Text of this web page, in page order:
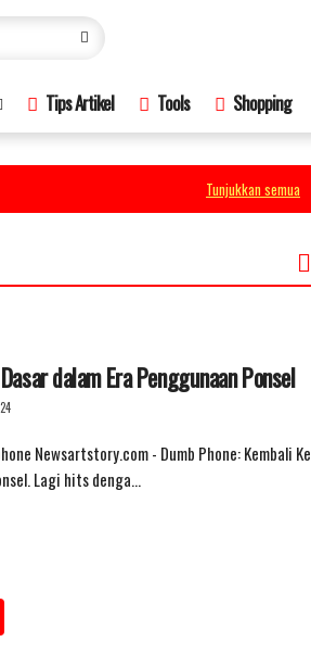
Tips Artikel Tools Shopping
Tunjukkan semua
dalam Era Penggunaan Ponsel
Newsartstory.com - Dumb Phone: Kembali Ke
Lagi hits denga…